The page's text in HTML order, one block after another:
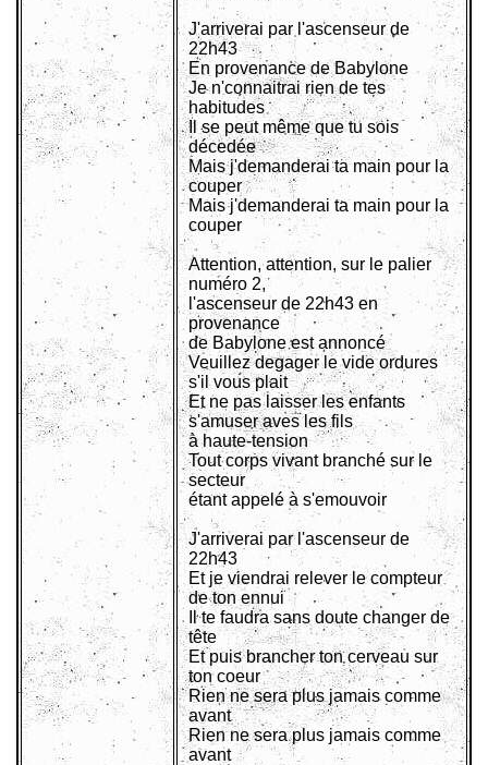
J'arriverai par l'ascenseur de
22h43
En provenance de Babylone
Je n'connaitrai rien de tes
habitudes
Il se peut même que tu sois
décedée
Mais j'demanderai ta main pour la
couper
Mais j'demanderai ta main pour la
couper
Attention, attention, sur le palier
numéro 2,
l'ascenseur de 22h43 en
provenance
de Babylone est annoncé
Veuillez degager le vide ordures
s'il vous plait
Et ne pas laisser les enfants
s'amuser aves les fils
à haute-tension
Tout corps vivant branché sur le
secteur
étant appelé à s'emouvoir
J'arriverai par l'ascenseur de
22h43
Et je viendrai relever le compteur
de ton ennui
Il te faudra sans doute changer de
tête
Et puis brancher ton cerveau sur
ton coeur
Rien ne sera plus jamais comme
avant
Rien ne sera plus jamais comme
avant